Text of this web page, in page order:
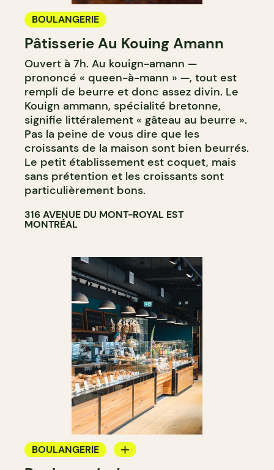
BOULANGERIE
Pâtisserie Au Kouing Amann
Ouvert à 7h. Au kouign-amann —
prononcé « queen-à-mann » —, tout est
rempli de beurre et donc assez divin. Le
Kouign ammann, spécialité bretonne,
signifie littéralement « gâteau au beurre ».
Pas la peine de vous dire que les
croissants de la maison sont bien beurrés.
Le petit établissement est coquet, mais
sans prétention et les croissants sont
particulièrement bons.
316 AVENUE DU MONT-ROYAL EST
MONTRÉAL
BOULANGERIE